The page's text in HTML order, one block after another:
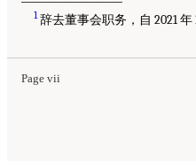
1辞去董事会职务，自 2021 年
Page vii